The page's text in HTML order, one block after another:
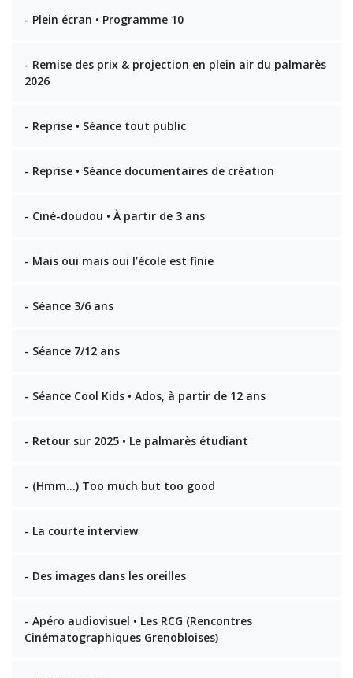
- Plein écran • Programme 10
- Remise des prix & projection en plein air du palmarès
2026
- Reprise • Séance tout public
- Reprise • Séance documentaires de création
- Ciné-doudou • À partir de 3 ans
- Mais oui mais oui l’école est finie
- Séance 3/6 ans
- Séance 7/12 ans
- Séance Cool Kids • Ados, à partir de 12 ans
- Retour sur 2025 • Le palmarès étudiant
- (Hmm…) Too much but too good
- La courte interview
- Des images dans les oreilles
- Apéro audiovisuel • Les RCG (Rencontres
Cinématographiques Grenobloises)